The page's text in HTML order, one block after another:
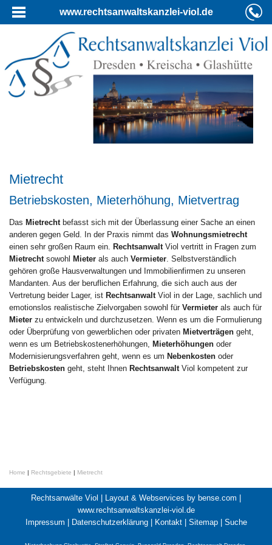
www.rechtsanwaltskanzlei-viol.de
Mietrecht
Betriebskosten, Mieterhöhung, Mietvertrag
Das Mietrecht befasst sich mit der Überlassung einer Sache an einen
anderen gegen Geld. In der Praxis nimmt das Wohnungsmietrecht
einen sehr großen Raum ein. Rechtsanwalt Viol vertritt in Fragen zum
Mietrecht sowohl Mieter als auch Vermieter . Selbstverständlich
gehören große Hausverwaltungen und Immobilienfirmen zu unseren
Mandanten. Aus der beruflichen Erfahrung, die sich auch aus der
Vertretung beider Lager, ist Rechtsanwalt Viol in der Lage, sachlich und
emotionslos realistische Zielvorgaben sowohl für Vermieter als auch für
Mieter zu entwickeln und durchzusetzen. Wenn es um die Formulierung
oder Überprüfung von gewerblichen oder privaten Mietverträgen geht,
wenn es um Betriebskostenerhöhungen, Mieterhöhungen oder
Modernisierungsverfahren geht, wenn es um Nebenkosten oder
Betriebskosten geht, steht Ihnen Rechtsanwalt Viol kompetent zur
Verfügung.
Home | Rechtsgebiete | Mietrecht
Rechtsanwälte Viol | Layout & Webservices by bense.com |
www.rechtsanwaltskanzlei-viol.de
Impressum | Datenschutzerklärung| Kontakt| Sitemap| Suche